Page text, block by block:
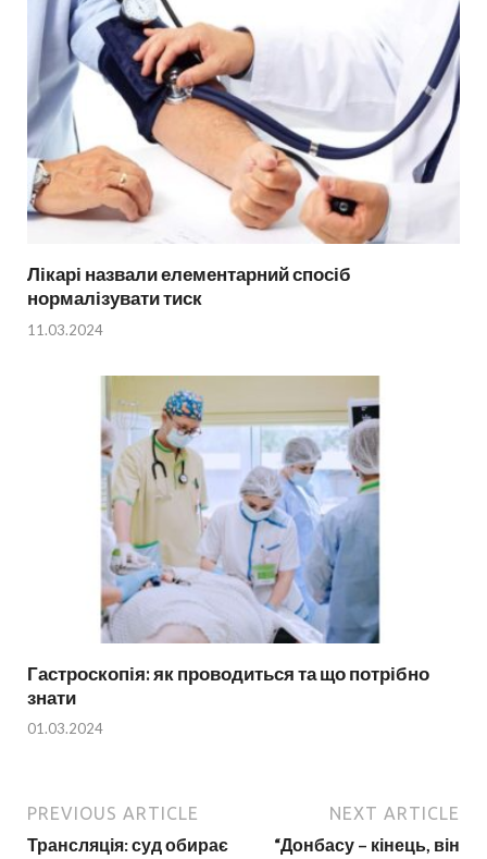
Лікарі назвали елементарний спосіб
нормалізувати тиск
11.03.2024
Гастроскопія: як проводиться та що потрібно
знати
01.03.2024
PREVIOUS ARTICLE
Трансляція: суд обирає
NEXT ARTICLE
“Донбасу – кінець, він